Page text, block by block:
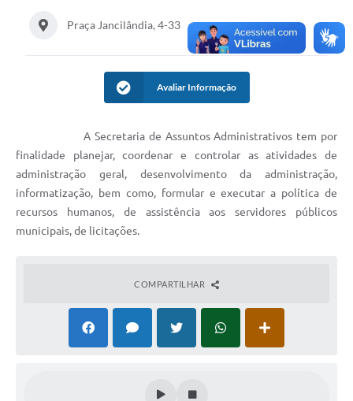
Praça Jancilândia, 4-33
Avaliar Informação
A Secretaria de Assuntos Administrativos tem por
finalidade planejar, coordenar e controlar as atividades de
administração geral, desenvolvimento da administração,
informatização, bem como, formular e executar a política de
recursos humanos, de assistência aos servidores públicos
municipais, de licitações.
COMPARTILHAR